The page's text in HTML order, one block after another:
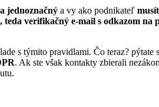
jednoznačný a vy ako podnikateľ
teda verifikačný e-mail s odkazom na
s týmito pravidlami. Čo teraz?
. Ak ste však kontakty zbierali